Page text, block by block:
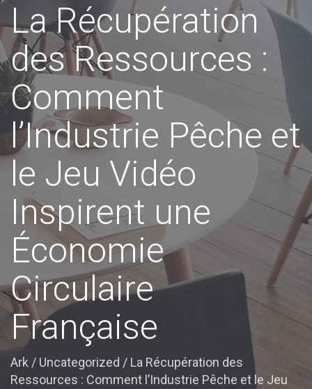
La Récupération
des Ressources :
Comment
l’Industrie Pêche et
le Jeu Vidéo
Inspirent une
Économie
Circulaire
Française
Ark / Uncategorized / La Récupération des
Ressources : Comment l’Industrie Pêche et le Jeu